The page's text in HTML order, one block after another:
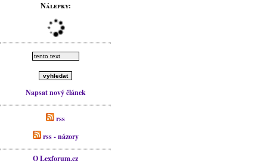
Nálepky:
Napsat nový článek
rss
rss - názory
O Lexforum.cz